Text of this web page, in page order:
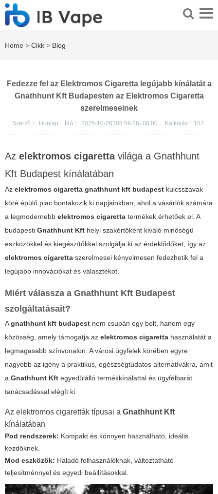
Home > Cikk > Blog
Fedezze fel az Elektromos Cigaretta legújabb kínálatát a
Gnathhunt Kft Budapesten az Elektromos Cigaretta
szerelmeseinek
Szerző： Honlap Idő： 2025-10-26T03:59:38+00:00 Kattintás： 157
Az elektromos cigarettavilága a Gnathhunt
Kft Budapest kínálatában
Az elektromos cigaretta gnathhunt kft budapest kulcsszavak
köré épülő piac bontakozik ki napjainkban, ahol a vásárlók számára
a legmodernebb elektromos cigaretta termékek érhetőek el. A
budapesti Gnathhunt Kft helyi szakértőként kiváló minőségű
eszközökkel és kiegészítőkkel szolgálja ki az érdeklődőket, így az
elektromos cigaretta szerelmesei kényelmesen fedezhetik fel a
legújabb innovációkat és választékot.
Miért válassza a Gnathhunt Kft Budapest
szolgáltatásait?
Agnathhunt kft budapest nem csupán egy bolt, hanem egy
közösség, amely támogatja az elektromos cigaretta használatát a
legmagasabb színvonalon. A városi ügyfelek körében egyre
nagyobb az igény a praktikus, egészségtudatos alternatívákra, amit
a Gnathhunt Kft egyedülálló termékkínálattal és ügyfélbarát
tanácsadással elégít ki.
Az elektromos cigaretták típusai a Gnathhunt Kft
kínálatában
Pod rendszerek: Kompakt és könnyen használható, ideális
kezdőknek.
Mod eszközök: Haladó felhasználóknak, változtatható
teljesítménnyel és egyedi beállításokkal.